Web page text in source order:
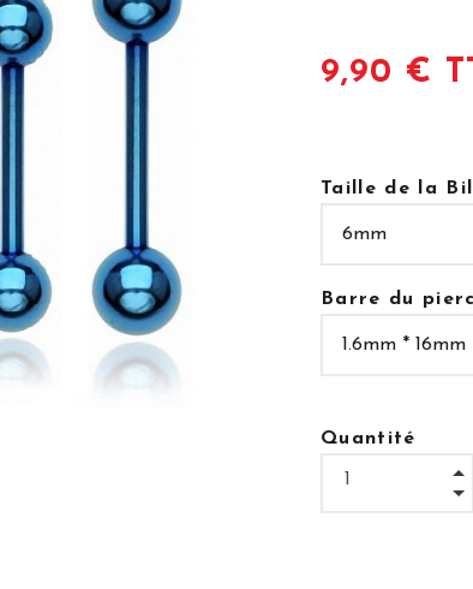
9,90 €
Taille de la
Barre du
Quantité